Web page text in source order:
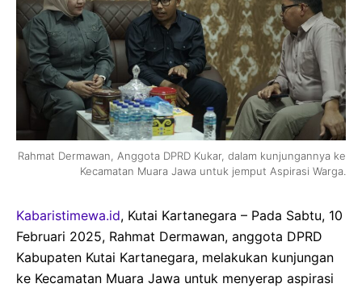
Rahmat Dermawan, Anggota DPRD Kukar, dalam kunjungannya ke
Kecamatan Muara Jawa untuk jemput Aspirasi Warga.
Kabaristimewa.id, Kutai Kartanegara – Pada Sabtu, 10
Februari 2025, Rahmat Dermawan, anggota DPRD
Kabupaten Kutai Kartanegara, melakukan kunjungan
ke Kecamatan Muara Jawa untuk menyerap aspirasi